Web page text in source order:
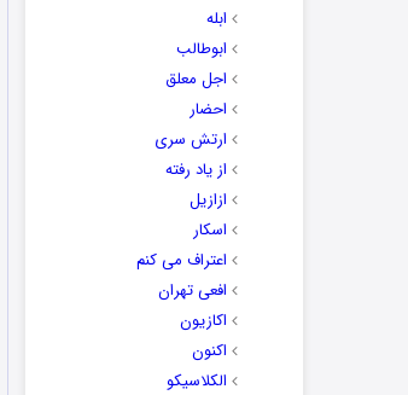
ابله
ابوطالب
اجل معلق
احضار
ارتش سری
از یاد رفته
ازازیل
اسکار
اعتراف می کنم
افعی تهران
اکازیون
اکنون
الکلاسیکو